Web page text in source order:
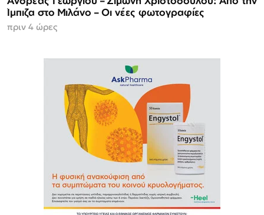
Ίμπιζα στο Μιλάνο – Οι νέες φωτογραφίες
πριν 4 ώρες